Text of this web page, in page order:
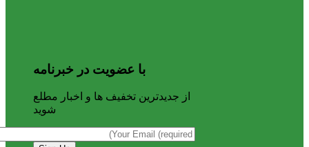
با عضویت در خبرنامه
از جدیدترین تخفیف ها و اخبار مطلع
شوید